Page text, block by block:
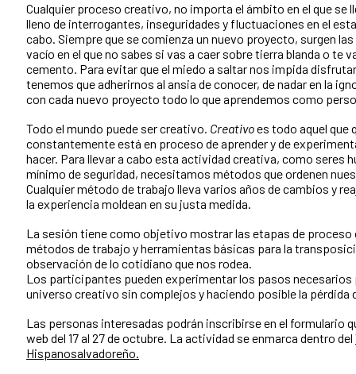
Cualquier proceso creativo, no importa el ámbito en el que se
lleno de interrogantes, inseguridades y fluctuaciones en el
cabo. Siempre que se comienza un nuevo proyecto, surgen
vacío en el que no sabes si vas a caer sobre tierra blanda o te
cemento. Para evitar que el miedo a saltar nos impida
tenemos que adherirnos al ansia de conocer, de nadar en la
con cada nuevo proyecto todo lo que aprendemos como
Todo el mundo puede ser creativo. Creativoes todo aquel que
constantemente está en proceso de aprender y de
hacer. Para llevar a cabo esta actividad creativa, como seres
mínimo de seguridad, necesitamos métodos que ordenen
Cualquier método de trabajo lleva varios años de cambios y
la experiencia moldean en su justa medida.
La sesión tiene como objetivo mostrar las etapas de proceso
métodos de trabajo y herramientas básicas para la
observación de lo cotidiano que nos rodea.
Los participantes pueden experimentar los pasos necesarios
universo creativo sin complejos y haciendo posible la pérdida
Las personas interesadas podrán inscribirse en el formulario
web del 17 al 27 de octubre. La actividad se enmarca dentro del
Hispanosalvadoreño.